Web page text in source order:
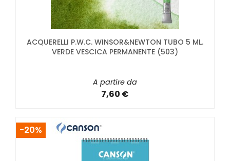
ACQUERELLI P.W.C. WINSOR&NEWTON TUBO 5 ML.
VERDE VESCICA PERMANENTE (503)
A partire da
7,60 €
-20%